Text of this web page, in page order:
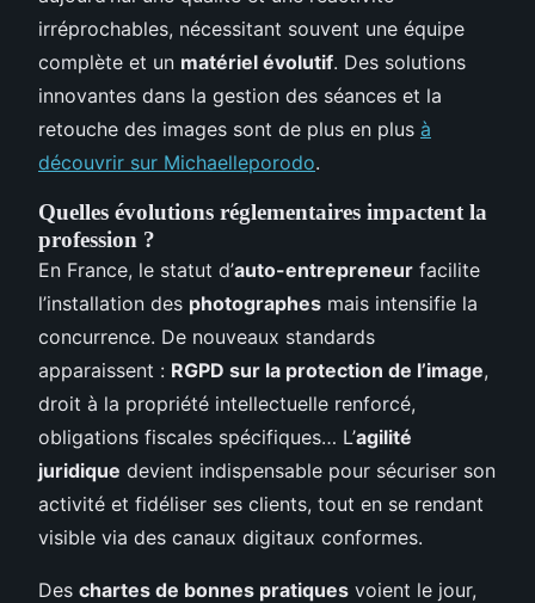
irréprochables, nécessitant souvent une équipe
complète et un matériel évolutif. Des solutions
innovantes dans la gestion des séances et la
retouche des images sont de plus en plus à
découvrir sur Michaelleporodo.
Quelles évolutions réglementaires impactent la
profession ?
En France, le statut d’auto-entrepreneur facilite
l’installation des photographes mais intensifie la
concurrence. De nouveaux standards
apparaissent : RGPD sur la protection de l’image,
droit à la propriété intellectuelle renforcé,
obligations fiscales spécifiques… L’agilité
juridique devient indispensable pour sécuriser son
activité et fidéliser ses clients, tout en se rendant
visible via des canaux digitaux conformes.
Des chartes de bonnes pratiques voient le jour,